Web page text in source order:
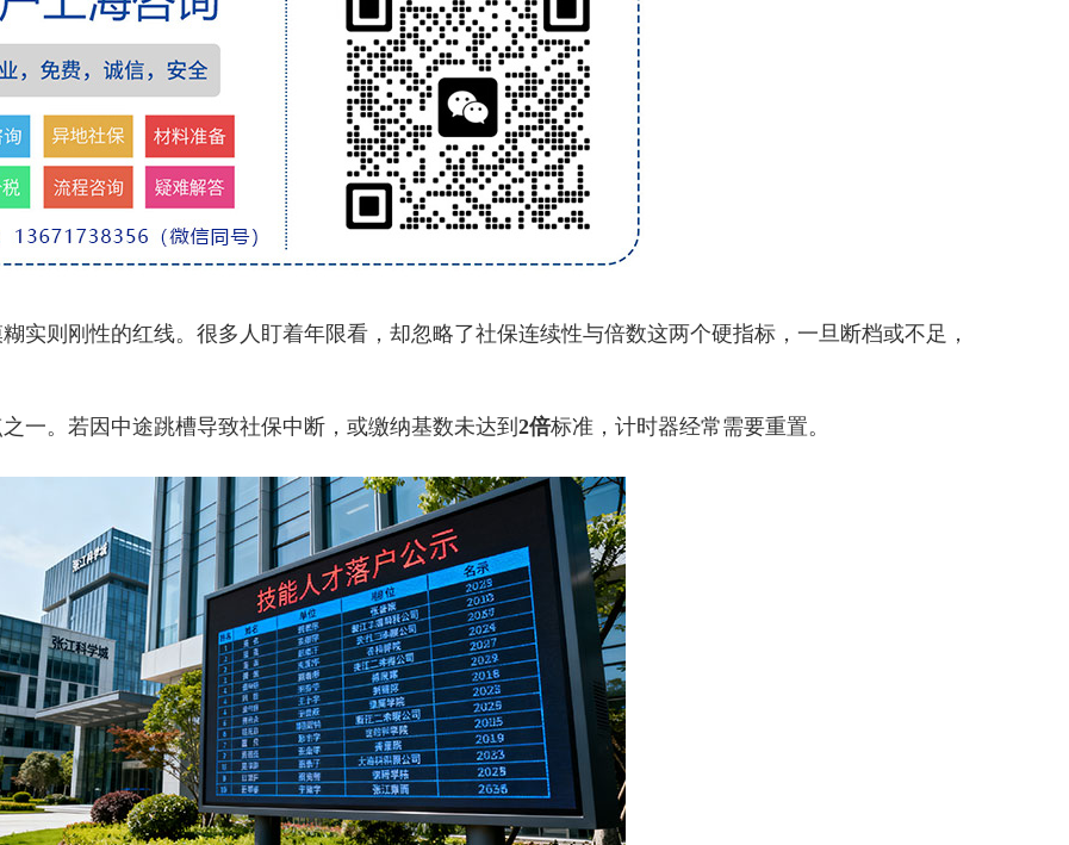
则刚性的红线。很多人盯着年限看，却忽略了社保连续性与倍数这两个硬指标，一旦断档或不足，
一。若因中途跳槽导致社保中断，或缴纳基数未达到 2倍标准，计时器经常需要重置。